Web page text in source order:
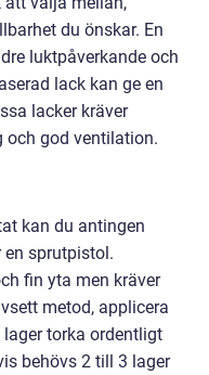
du önskar. En
luktpåverkande och
lack kan ge en
lacker kräver
och god ventilation.
kan du antingen
en sprutpistol.
fin yta men kräver
metod, applicera
lager torka ordentligt
behövs 2 till 3 lager